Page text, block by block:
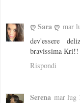
ღ Sara ღ mar
dev'essere
bravissima Kri!!
Rispondi
Serena mar lug